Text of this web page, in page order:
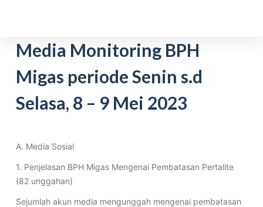
p
o
c
Media Monitoring BPH
Migas periode Senin s.d
Selasa, 8 – 9 Mei 2023
A. Media Sosial
1. Penjelasan BPH Migas Mengenai Pembatasan Pertalite
(82 unggahan)
Sejumlah akun media mengunggah mengenai pembatasan